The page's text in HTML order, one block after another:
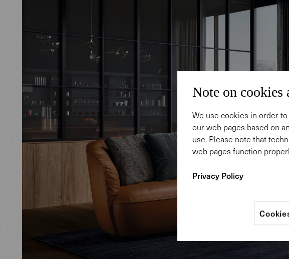
Note on cookies
We use cookies in order
our web pages based on
use. Please note that
web pages function
Privacy Policy